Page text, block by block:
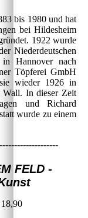
bis 1980 und hat
bei Hildesheim
1922 wurde
Niederdeutschen
Hannover nach
Töpferei GmbH
wieder 1926 in
Wall. In dieser Zeit
und Richard
wurde zu einem
FELD -